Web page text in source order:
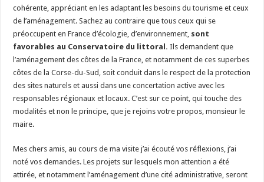
cohérente, appréciant en les adaptant les besoins du tourisme et ceux
de l’aménagement. Sachez au contraire que tous ceux qui se
préoccupent en France d’écologie, d’environnement, sont
favorables au Conservatoire du littoral. Ils demandent que
l’aménagement des côtes de la France, et notamment de ces superbes
côtes de la Corse-du-Sud, soit conduit dans le respect de la protection
des sites naturels et aussi dans une concertation active avec les
responsables régionaux et locaux. C’est sur ce point, qui touche des
modalités et non le principe, que je rejoins votre propos, monsieur le
maire.
Mes chers amis, au cours de ma visite j’ai écouté vos réflexions, j’ai
noté vos demandes. Les projets sur lesquels mon attention a été
attirée, et notamment l’aménagement d’une cité administrative, seront